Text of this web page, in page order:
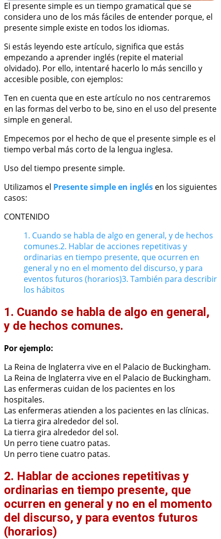
El presente simple es un tiempo gramatical que se
considera uno de los más fáciles de entender porque, el
presente simple existe en todos los idiomas.
Si estás leyendo este artículo, significa que estás
empezando a aprender inglés (repite el material
olvidado). Por ello, intentaré hacerlo lo más sencillo y
accesible posible, con ejemplos:
Ten en cuenta que en este artículo no nos centraremos
en las formas del verbo to be, sino en el uso del presente
simple en general.
Empecemos por el hecho de que el presente simple es el
tiempo verbal más corto de la lengua inglesa.
Uso del tiempo presente simple.
Utilizamos el Presente simple en inglés en los siguientes
casos:
CONTENIDO
1. Cuando se habla de algo en general, y de hechos
comunes.2. Hablar de acciones repetitivas y
ordinarias en tiempo presente, que ocurren en
general y no en el momento del discurso, y para
eventos futuros (horarios)3. También para describir
los hábitos
1. Cuando se habla de algo en general,
y de hechos comunes.
Por ejemplo:
La Reina de Inglaterra vive en el Palacio de Buckingham.
La Reina de Inglaterra vive en el Palacio de Buckingham.
Las enfermeras cuidan de los pacientes en los
hospitales.
Las enfermeras atienden a los pacientes en las clínicas.
La tierra gira alrededor del sol.
La tierra gira alrededor del sol.
Un perro tiene cuatro patas.
Un perro tiene cuatro patas.
2. Hablar de acciones repetitivas y
ordinarias en tiempo presente, que
ocurren en general y no en el momento
del discurso, y para eventos futuros
(horarios)